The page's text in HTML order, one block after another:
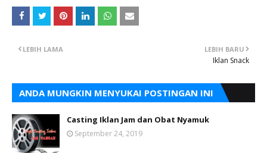
LEBIH BARU
Iklan Snack
LEBIH LAMA
ANDA MUNGKIN MENYUKAI POSTINGAN INI
Casting Iklan Jam dan Obat Nyamuk
September 24, 2019